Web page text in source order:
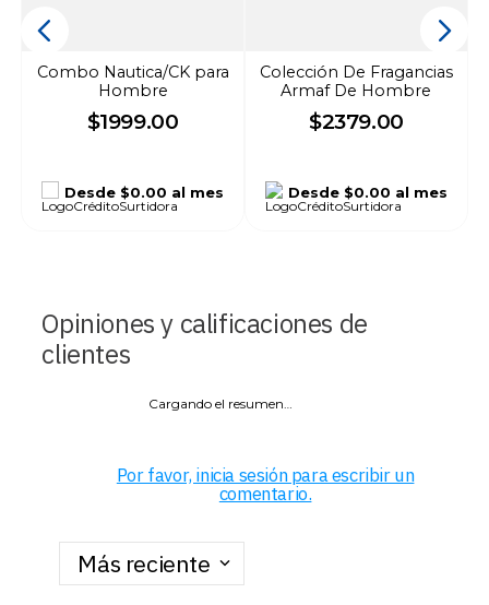
Combo Nautica/CK para
Hombre
$1999.00
Desde $0.00 al mes
Colección De Fragancias
Armaf De Hombre
$2379.00
Desde$0.00 al mes
Opiniones y calificaciones de
clientes
Cargando el resumen…
Por favor, inicia sesión para escribir un
comentario.
Más reciente